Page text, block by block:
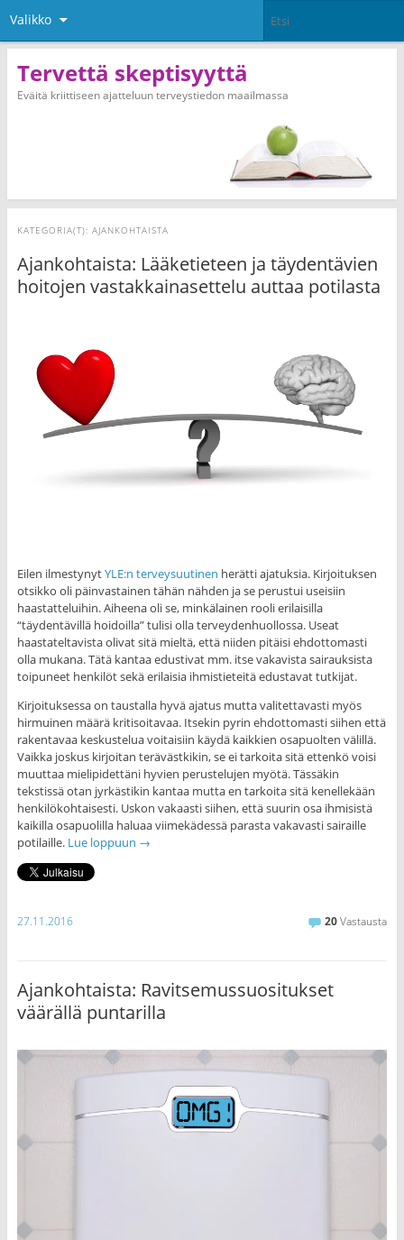
Valikko
Tervettä skeptisyyttä
Eväitä kriittiseen ajatteluun terveystiedon maailmassa
KATEGORIA(T): AJANKOHTAISTA
Ajankohtaista: Lääketieteen ja täydentävien
hoitojen vastakkainasettelu auttaa potilasta
Eilen ilmestynytYLE:n terveysuutinen herätti ajatuksia. Kirjoituksen
otsikko oli päinvastainen tähän nähden ja se perustui useisiin
haastatteluihin. Aiheena oli se, minkälainen rooli erilaisilla
“täydentävillä hoidoilla” tulisi olla terveydenhuollossa. Useat
haastateltavista olivat sitä mieltä, että niiden pitäisi ehdottomasti
olla mukana. Tätä kantaa edustivat mm. itse vakavista sairauksista
toipuneet henkilöt sekä erilaisia ihmistieteitä edustavat tutkijat.
Kirjoituksessa on taustalla hyvä ajatus mutta valitettavasti myös
hirmuinen määrä kritisoitavaa. Itsekin pyrin ehdottomasti siihen että
rakentavaa keskustelua voitaisiin käydä kaikkien osapuolten välillä.
Vaikka joskus kirjoitan terävästkikin, se ei tarkoita sitä ettenkö voisi
muuttaa mielipidettäni hyvien perustelujen myötä. Tässäkin
tekstissä otan jyrkästikin kantaa mutta en tarkoita sitä kenellekään
henkilökohtaisesti. Uskon vakaasti siihen, että suurin osa ihmisistä
kaikilla osapuolilla haluaa viimekädessä parasta vakavasti sairaille
potilaille. Lue loppuun →
27.11.2016 20Vastausta
Ajankohtaista: Ravitsemussuositukset
väärällä puntarilla